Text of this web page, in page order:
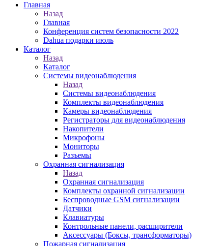
Главная
Назад
Главная
Конференция систем безопасности 2022
Dahua подарки июль
Каталог
Назад
Каталог
Системы видеонаблюдения
Назад
Системы видеонаблюдения
Комплекты видеонаблюдения
Камеры видеонаблюдения
Регистраторы для видеонаблюдения
Накопители
Микрофоны
Мониторы
Разъемы
Охранная сигнализация
Назад
Охранная сигнализация
Комплекты охранной сигнализации
Беспроводные GSM сигнализации
Датчики
Клавиатуры
Контрольные панели, расширители
Аксессуары (Боксы, трансформаторы)
Пожарная сигнализация